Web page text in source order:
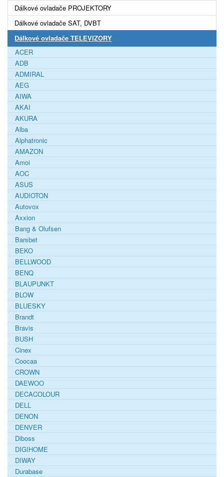
Dálkové ovladače PROJEKTORY
Dálkové ovladače SAT, DVBT
Dálkové ovladače TELEVIZORY
ACER
ADB
ADMIRAL
AEG
AIWA
AKAI
AKURA
Alba
Alphatronic
AMAZON
Amoi
AOC
ASUS
AUDIOTON
Autovox
Axxion
Bang & Olufsen
Barsbet
BEKO
BELLWOOD
BENQ
BLAUPUNKT
BLOW
BLUESKY
Brandt
Bravis
BUSH
Cinex
Coocaa
CROWN
DAEWOO
DECACOLOUR
DELL
DENON
DENVER
Diboss
DIGIHOME
DIWAY
Durabase